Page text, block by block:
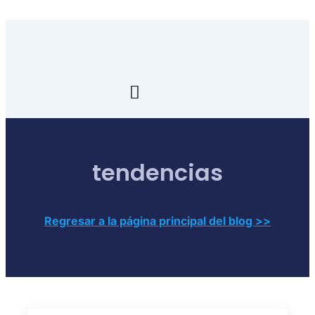
Toggle
Navigation
tendencias
Regresar a la página principal del blog >>